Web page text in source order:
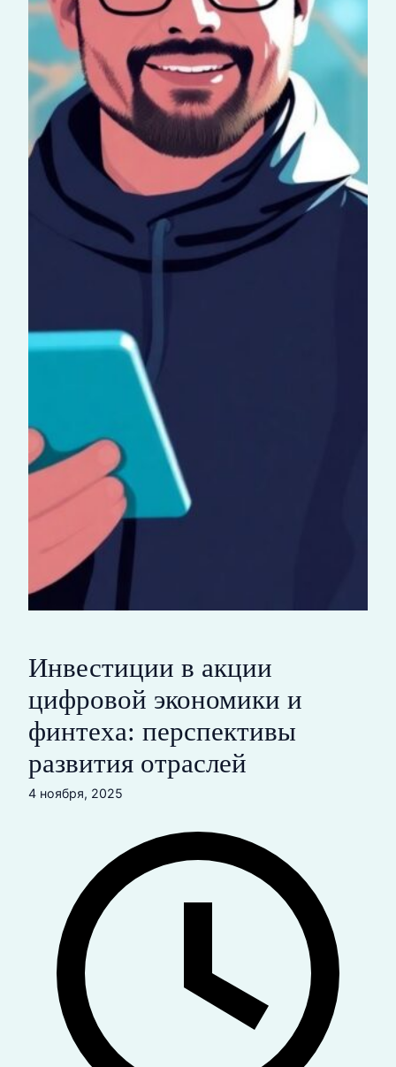
Инвестиции в акции
цифровой экономики и
финтеха: перспективы
развития отраслей
4 ноября, 2025